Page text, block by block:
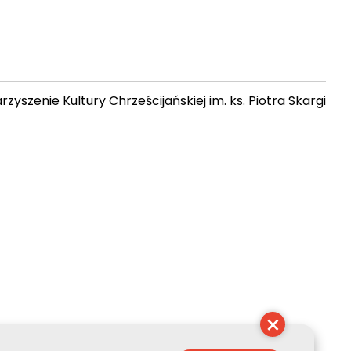
Kultury Chrześcijańskiej im. ks. Piotra Skargi
×